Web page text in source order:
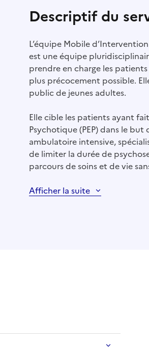
Descriptif du
L’équipe Mobile
est une équipe
prendre en charge les
plus précocement possible.
public de jeunes adultes.
Elle cible les patients ayant
Psychotique (PEP) dans le
ambulatoire intensive,
de limiter la durée de
parcours de soins et de vie
Afficher la suite